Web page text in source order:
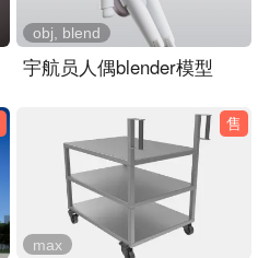
宇航员人偶blender模型
obj, blend
售
max